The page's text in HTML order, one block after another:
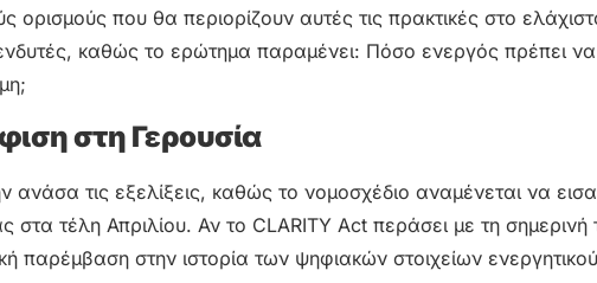
ορισμούς που θα περιορίζουν αυτές τις πρακτικές στο
καθώς το ερώτημα παραμένει: Πόσο ενεργός πρέπει
στη Γερουσία
τις εξελίξεις, καθώς το νομοσχέδιο αναμένεται να
στα τέλη Απριλίου. Αν το CLARITY Act περάσει με τη
παρέμβαση στην ιστορία των ψηφιακών στοιχείων